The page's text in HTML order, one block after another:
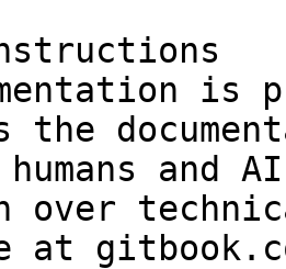
is
the
and
over
at